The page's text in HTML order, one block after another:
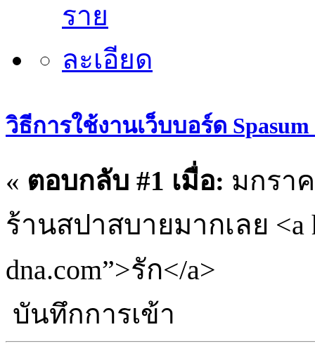
วิธีการใช้งานเว็บบอร์ด
« ตอบกลับ #1 เมื่อ: มกราค
ร้านสปาสบายมากเลย <a
dna.com”>รัก</a>
บันทึกการเข้า